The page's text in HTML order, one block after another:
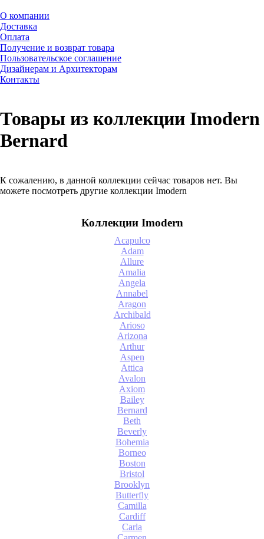
О компании
Доставка
Оплата
Получение и возврат товара
Пользовательское соглашение
Дизайнерам и Архитекторам
Контакты
Товары из коллекции Imodern
Bernard
К сожалению, в данной коллекции сейчас товаров нет. Вы
можете посмотреть другие коллекции Imodern
Коллекции Imodern
Acapulco
Adam
Allure
Amalia
Angela
Annabel
Aragon
Archibald
Arioso
Arizona
Arthur
Aspen
Attica
Avalon
Axiom
Bailey
Bernard
Beth
Beverly
Bohemia
Borneo
Boston
Bristol
Brooklyn
Butterfly
Camilla
Cardiff
Carla